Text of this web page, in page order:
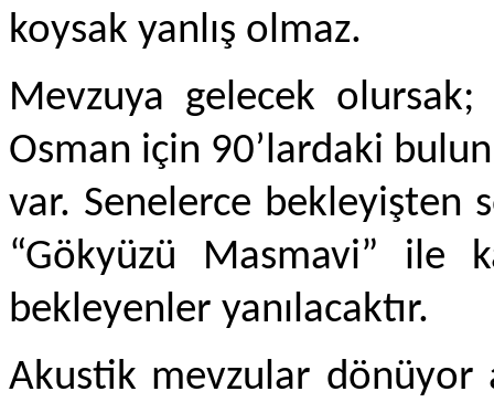
koysak yanlış olmaz.
Mevzuya gelecek olursak;
Osman için 90’lardaki
var. Senelerce bekleyişten
“Gökyüzü Masmavi” ile
bekleyenler yanılacaktır.
Akustik mevzular dönüyor